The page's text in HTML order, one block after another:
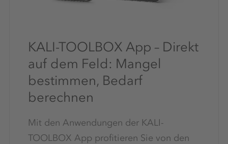
KALI-TOOLBOX App – Direkt
auf dem Feld: Mangel
bestimmen, Bedarf
berechnen
Mit den Anwendungen der KALI-
TOOLBOX App profitieren Sie von den